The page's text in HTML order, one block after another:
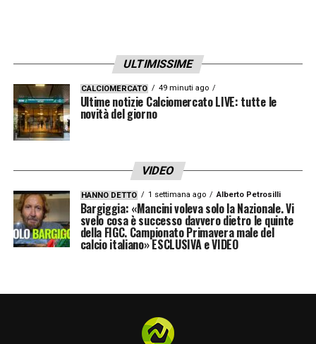
ULTIMISSIME
CALCIOMERCATO 49 minuti ago
Ultime notizie Calciomercato LIVE: tutte le
novità del giorno
VIDEO
HANNO DETTO 1 settimana ago Alberto Petrosilli
Bargiggia: «Mancini voleva solo la Nazionale. Vi
svelo cosa è successo davvero dietro le quinte
della FIGC. Campionato Primavera male del
calcio italiano» ESCLUSIVA e VIDEO